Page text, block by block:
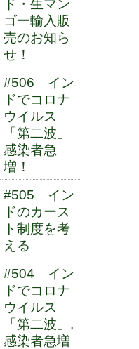
ド・生マン
ゴー輸入販
売のお知ら
せ！
#506 イン
ドでコロナ
ウイルス
「第二波」
感染者急
増！
#505 イン
ドのカース
ト制度を考
える
#504 イン
ドでコロナ
ウイルス
「第二波」,
感染者急増